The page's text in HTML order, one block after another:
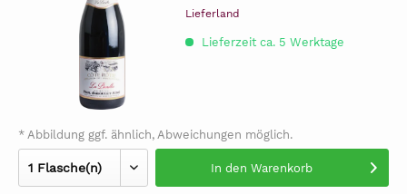
Lieferland
Lieferzeit ca. 5 Werktage
* Abbildung ggf. ähnlich, Abweichungen möglich.
In den Warenkorb